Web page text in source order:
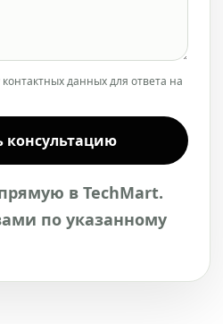
данных для ответа на
консультацию
в TechMart.
по указанному